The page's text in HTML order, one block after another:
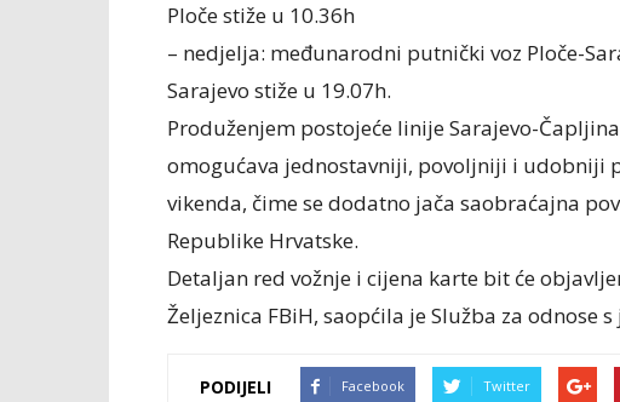
Ploče stiže u 10.36h
– nedjelja: međunarodni putnički voz Ploče-
Sarajevo stiže u 19.07h.
Produženjem postojeće linije Sarajevo-
omogućava jednostavniji, povoljniji i udobniji
vikenda, čime se dodatno jača saobraćajna
Republike Hrvatske.
Detaljan red vožnje i cijena karte bit će
Željeznica FBiH, saopćila je Služba za odnose
PODIJELI Facebook Twitter